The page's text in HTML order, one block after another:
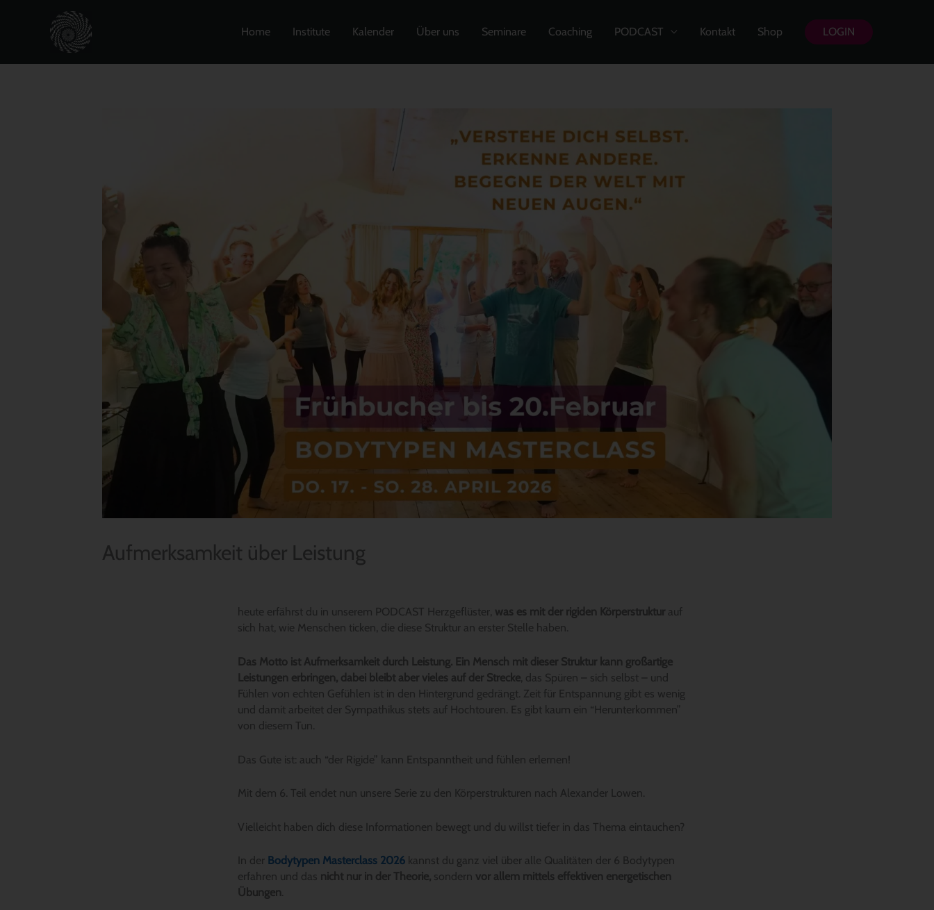
Home Institute Kalender Über uns Seminare Coaching PODCAST Kontakt Shop LOGIN
Aufmerksamkeit über Leistung
heute erfährst du in unserem PODCAST Herzgeflüster, was es mit der rigiden Körperstruktur auf
sich hat, wie Menschen ticken, die diese Struktur an erster Stelle haben.
Das Motto ist Aufmerksamkeit durch Leistung. Ein Mensch mit dieser Struktur kann großartige
Leistungen erbringen, dabei bleibt aber vieles auf der Strecke, das Spüren – sich selbst – und
Fühlen von echten Gefühlen ist in den Hintergrund gedrängt. Zeit für Entspannung gibt es wenig
und damit arbeitet der Sympathikus stets auf Hochtouren. Es gibt kaum ein “Herunterkommen”
von diesem Tun.
Das Gute ist: auch “der Rigide” kann Entspanntheit und fühlen erlernen!
Mit dem 6. Teil endet nun unsere Serie zu den Körperstrukturen nach Alexander Lowen.
Vielleicht haben dich diese Informationen bewegt und du willst tiefer in das Thema eintauchen?
In der Bodytypen Masterclass 2026 kannst du ganz viel über alle Qualitäten der 6 Bodytypen
erfahren und das nicht nur in der Theorie, sondern vor allem mittels effektiven energetischen
Übungen.